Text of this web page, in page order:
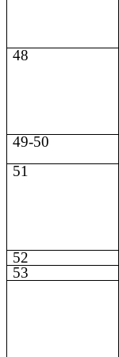
48
49-50
51
52
53